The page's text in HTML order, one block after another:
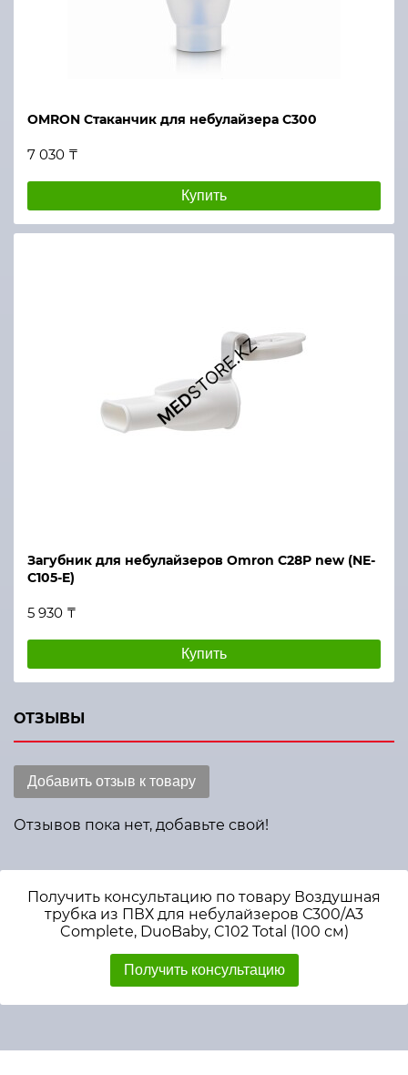
OMRON Стаканчик для небулайзера С300
7 030 ₸
Купить
Загубник для небулайзеров Omron C28P new (NE-
C105-E)
5 930 ₸
Купить
ОТЗЫВЫ
Добавить отзыв к товару
Отзывов пока нет, добавьте свой!
Получить консультацию по товару Воздушная
трубка из ПВХ для небулайзеров С300/A3
Complete, DuoBaby, C102 Total (100 см)
Получить консультацию